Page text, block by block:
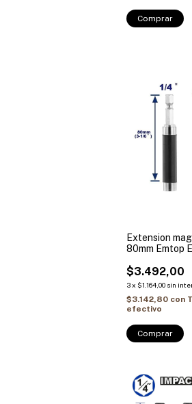
Extension
80mm Emtop
$3.492,00
3x $1.164,00 sin
$3.142,80 con
efectivo